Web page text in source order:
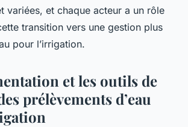
variées, et chaque acteur a un rôle
transition vers une gestion plus
pour l’irrigation.
et les outils de
prélèvements d’eau